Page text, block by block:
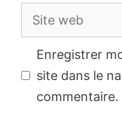
Site
web
Enregistrer
site dans le
commentaire.